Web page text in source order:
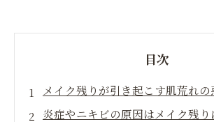
目次
メイク残りが引き起こす肌荒れの
炎症やニキビの原因はメイク残り